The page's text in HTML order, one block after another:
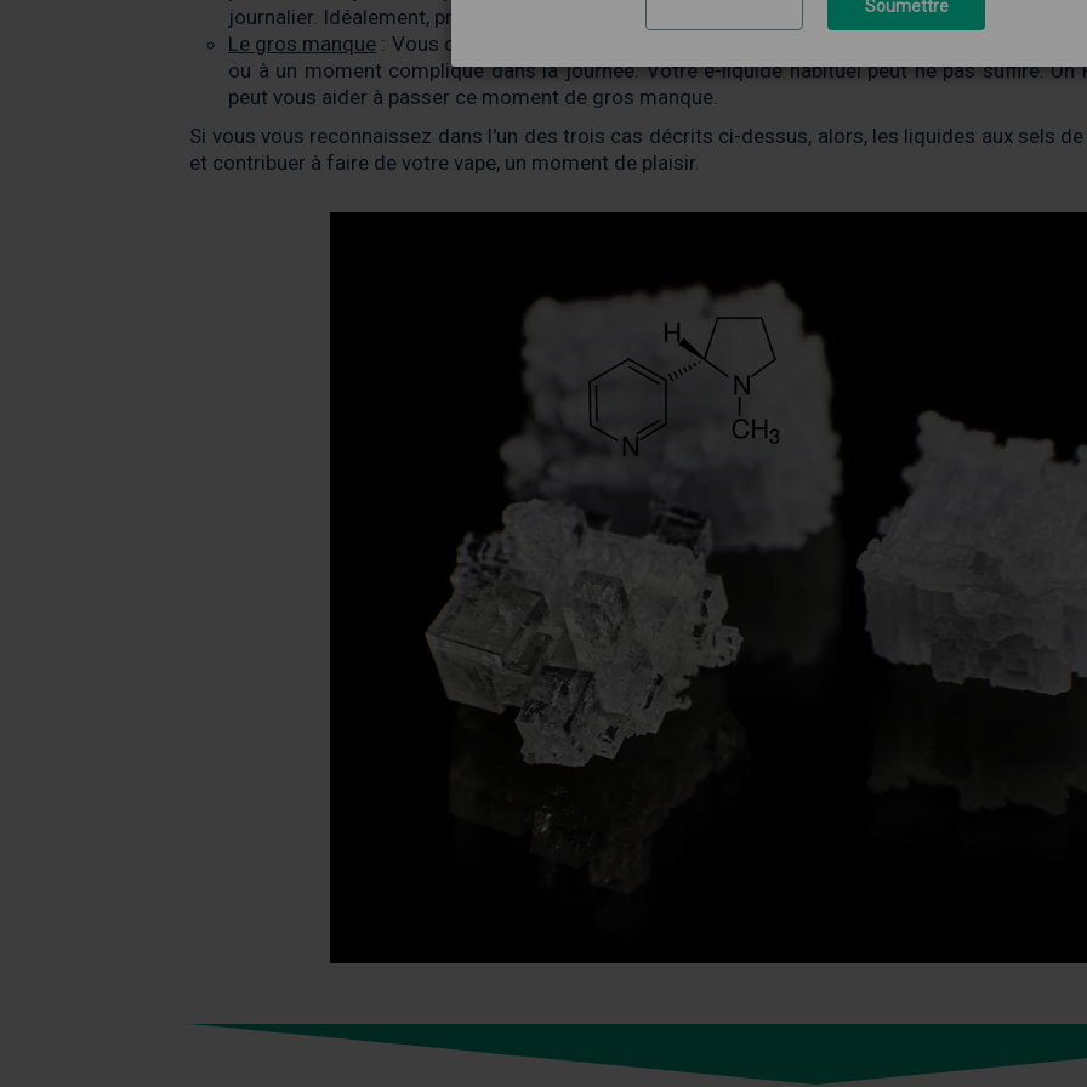
journalier. Idéalement, prévoir dans ce cas une vapote électronique de secours, type
Le gros manque : Vous connaissez ou avez connu ! Ce besoin irrépressible d'une dose de
ou à un moment compliqué dans la journée. Votre e-liquide habituel peut ne pas suffire. Un
peut vous aider à passer ce moment de gros manque.
Si vous vous reconnaissez dans l'un des trois cas décrits ci-dessus, alors, les liquides aux sels
et contribuer à faire de votre vape, un moment de plaisir.
Soumettre